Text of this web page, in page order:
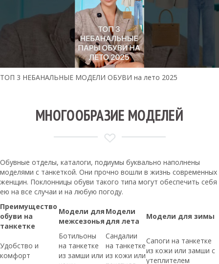
ТОП 3 НЕБАНАЛЬНЫЕ МОДЕЛИ ОБУВИ на лето 2025
МНОГООБРАЗИЕ МОДЕЛЕЙ
Обувные отделы, каталоги, подиумы буквально наполнены
моделями с танкеткой. Они прочно вошли в жизнь современных
женщин. Поклонницы обуви такого типа могут обеспечить себя
ею на все случаи и на любую погоду.
Преимущество
обуви на
танкетке
Модели для
межсезонья
Модели
для лета
Модели для зимы
Удобство и
комфорт
Ботильоны
на танкетке
из замши или
Сандалии
на танкетке
из кожи или
Сапоги на танкетке
из кожи или замши с
утеплителем